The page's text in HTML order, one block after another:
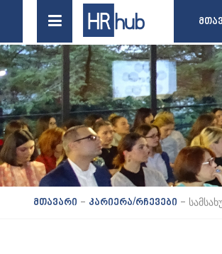
მთავარი - კარიერა/რჩევები -